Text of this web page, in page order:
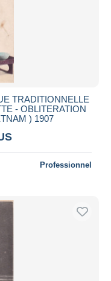
TRADITIONNELLE
- OBLITERATION
) 1907
Professionnel